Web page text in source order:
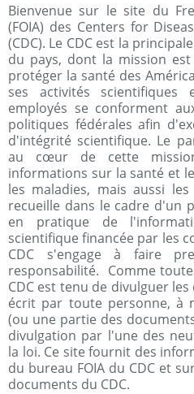
Bienvenue sur le site du
(FOIA) des Centers for
(CDC). Le CDC est la
du pays, dont la mission
protéger la santé des
ses activités
employés se conforment
politiques fédérales afin
d'intégrité scientifique. Le
au cœur de cette
informations sur la santé et
les maladies, mais aussi
recueille dans le cadre d'un
en pratique de
scientifique financée par les
CDC s'engage à faire
responsabilité. Comme
CDC est tenu de divulguer
écrit par toute personne, à
(ou une partie des
divulgation par l'une des
la loi. Ce site fournit des
du bureau FOIA du CDC et
documents du CDC.